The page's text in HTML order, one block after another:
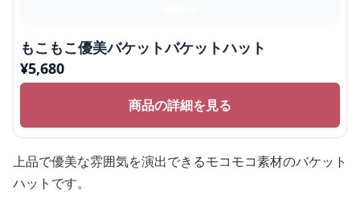
もこもこ優美バケットバケットハット
¥5,680
商品の詳細を見る
上品で優美な雰囲気を演出できるモコモコ素材のバケット
ハットです。